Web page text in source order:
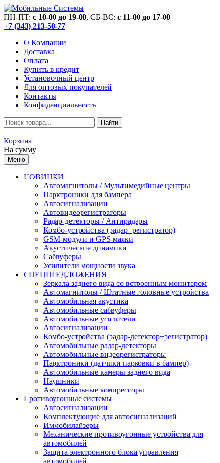
ПН-ПТ: c 10-00 до 19-00, СБ-ВС: c 11-00 до 17-00
+7 (343) 213-50-77
О Компании
Доставка
Оплата
Купить в кредит
Установочный центр
Для оптовых покупателей
Контакты
Конфиденциальность
Найти
Корзина
На сумму
Меню
НОВИНКИ
Автомагнитолы / Мультимедийные центры
Парктроники для бампера
Автосигнализации
Автовидеорегистраторы
Радар-детекторы / Антирадары
Комбо-устройства (радар+регистратор)
GSM-модули и GPS-маяки
Акустические динамики
Сабвуферы
Усилители мощности звука
СПЕЦПРЕДЛОЖЕНИЯ
Зеркала заднего вида со встроенным монитором
Автомагнитолы / Штатные головные устройства
Автомобильная акустика
Автомобильные сабвуферы
Автомобильные усилители
Автосигнализации
Комбо-устройства (радар-детектор+регистратор)
Автомобильные радар-детекторы
Автомобильные видеорегистраторы
Парктроники (датчики парковки в бампер)
Автомобильные камеры заднего вида
Наушники
Автомобильные компрессоры
Противоугонные системы
Автосигнализации
Комплектующие для автосигнализаций
Иммобилайзеры
Механические противоугонные устройства для
автомобилей
Защита электронного блока управления
автомобилей